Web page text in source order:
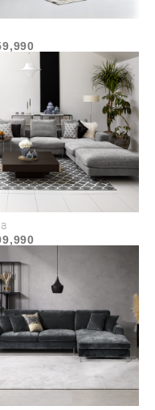
外せる
カバーリングでド
、汚れてもお手入
ちやすく、より永